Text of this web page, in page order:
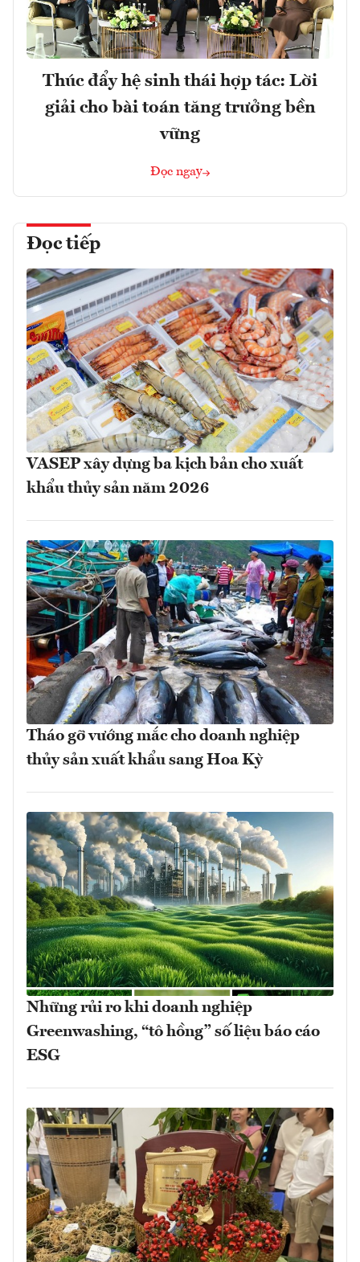
Thúc đẩy hệ sinh thái hợp tác: Lời
giải cho bài toán tăng trưởng bền
vững
Đọc ngay
Đọc tiếp
VASEP xây dựng ba kịch bản cho xuất
khẩu thủy sản năm 2026
Tháo gỡ vướng mắc cho doanh nghiệp
thủy sản xuất khẩu sang Hoa Kỳ
Những rủi ro khi doanh nghiệp
Greenwashing, “tô hồng” số liệu báo cáo
ESG